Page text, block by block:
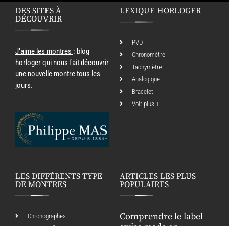
DES SITES À
DÉCOUVRIR
J’aime les montres : blog
horloger qui nous fait découvrir
une nouvelle montre tous les
jours.
LEXIQUE HORLOGER
PVD
Chronomètre
Tachymètre
Analogique
Bracelet
Voir plus +
LES DIFFÉRENTS TYPE
DE MONTRES
Chronographes
ARTICLES LES PLUS
POPULAIRES
Comprendre le label